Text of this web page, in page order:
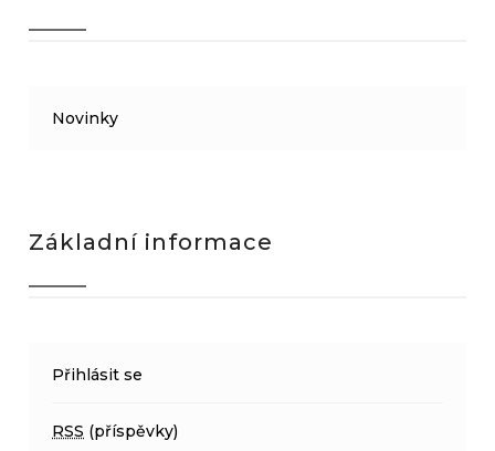
Novinky
Základní informace
Přihlásit se
RSS (příspěvky)